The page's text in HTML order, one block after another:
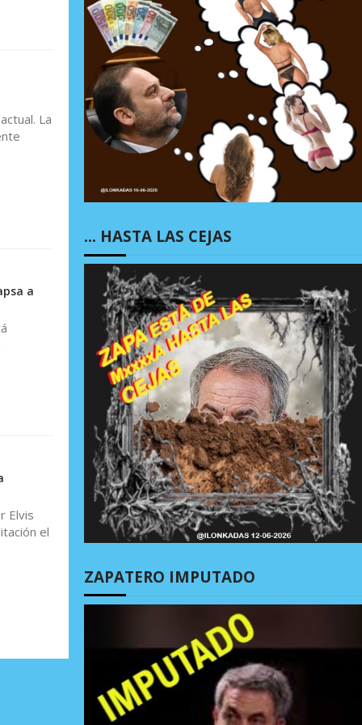
La
a
Elvis
el
… HASTA LAS CEJAS
ZAPATERO IMPUTADO